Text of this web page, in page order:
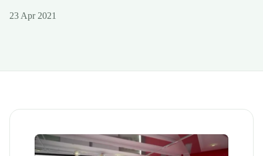
23 Apr 2021